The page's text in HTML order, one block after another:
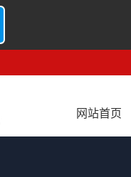
网站首页